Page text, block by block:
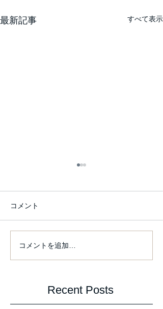
最新記事 すべて表示
izaura 展 at Gallery SON
コメント
コメントを追加…
Recent Posts